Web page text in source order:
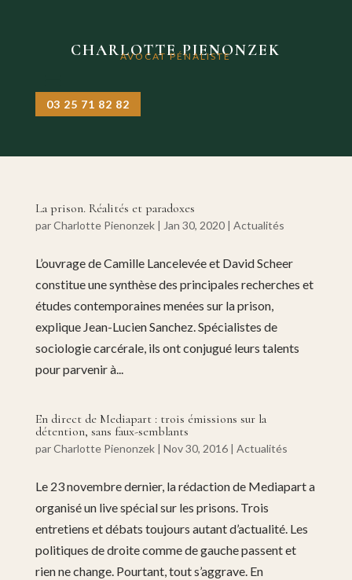
CHARLOTTE PIENONZEK
AVOCAT PÉNALISTE
03 25 71 82 82
La prison. Réalités et paradoxes
parCharlotte Pienonzek| Jan 30, 2020| Actualités
L’ouvrage de Camille Lancelevée et David Scheer
constitue une synthèse des principales recherches et
études contemporaines menées sur la prison,
explique Jean-Lucien Sanchez. Spécialistes de
sociologie carcérale, ils ont conjugué leurs talents
pour parvenir à...
En direct de Mediapart : trois émissions sur la
détention, sans faux-semblants
parCharlotte Pienonzek| Nov 30, 2016| Actualités
Le 23 novembre dernier, la rédaction de Mediapart a
organisé un live spécial sur les prisons. Trois
entretiens et débats toujours autant d’actualité. Les
politiques de droite comme de gauche passent et
rien ne change. Pourtant, tout s’aggrave. En